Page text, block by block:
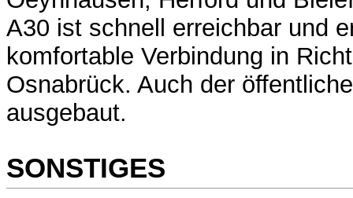
A30 ist schnell erreichbar und
komfortable Verbindung in
Osnabrück. Auch der
ausgebaut.
SONSTIGES